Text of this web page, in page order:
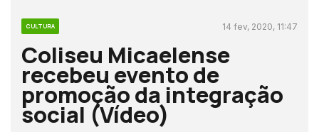
CULTURA 14 fev, 2020, 11:47
Coliseu Micaelense
recebeu evento de
promoção da integração
social (Vídeo)